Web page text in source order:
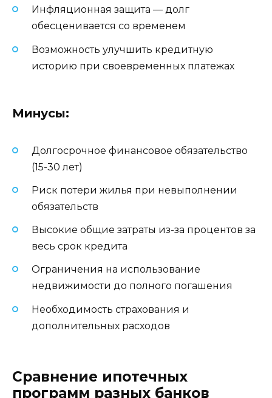
Инфляционная защита — долг
обесценивается со временем
Возможность улучшить кредитную
историю при своевременных платежах
Минусы:
Долгосрочное финансовое обязательство
(15-30 лет)
Риск потери жилья при невыполнении
обязательств
Высокие общие затраты из-за процентов за
весь срок кредита
Ограничения на использование
недвижимости до полного погашения
Необходимость страхования и
дополнительных расходов
Сравнение ипотечных
программ разных банков